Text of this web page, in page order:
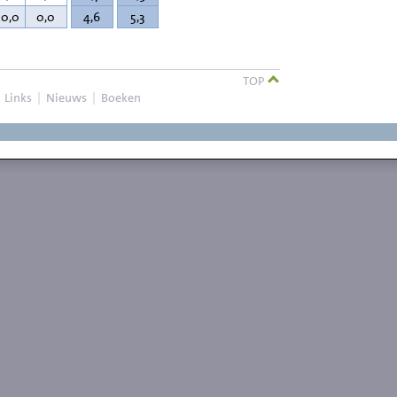
0,0 4,6 5,3
TOP
Links | Nieuws | Boeken